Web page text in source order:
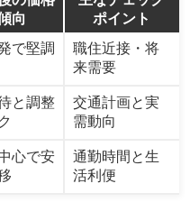
向
ポイント
で堅調
職住近接・将
来需要
と調整
交通計画と実
需動向
心で安
通勤時間と生
活利便